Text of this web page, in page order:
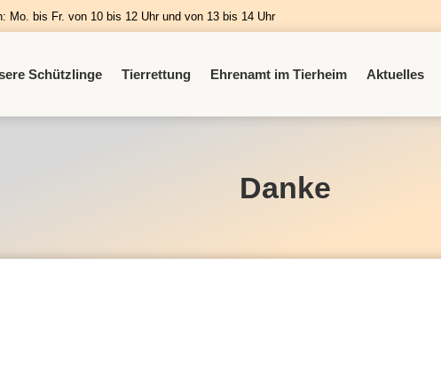
Mo. bis Fr. von 10 bis 12 Uhr und von 13 bis 14 Uhr
Schützlinge Tierrettung Ehrenamt im Tierheim Aktuelles
Danke